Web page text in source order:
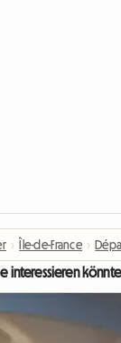
› Île-de-France ›
interessieren